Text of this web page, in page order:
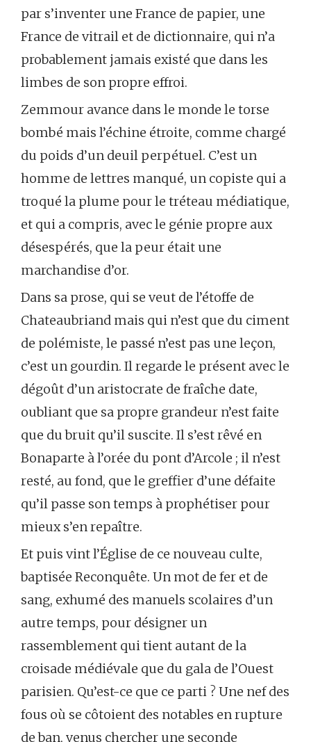
par s’inventer une France de papier, une
France de vitrail et de dictionnaire, qui n’a
probablement jamais existé que dans les
limbes de son propre effroi.
Zemmour avance dans le monde le torse
bombé mais l’échine étroite, comme chargé
du poids d’un deuil perpétuel. C’est un
homme de lettres manqué, un copiste qui a
troqué la plume pour le tréteau médiatique,
et qui a compris, avec le génie propre aux
désespérés, que la peur était une
marchandise d’or.
Dans sa prose, qui se veut de l’étoffe de
Chateaubriand mais qui n’est que du ciment
de polémiste, le passé n’est pas une leçon,
c’est un gourdin. Il regarde le présent avec le
dégoût d’un aristocrate de fraîche date,
oubliant que sa propre grandeur n’est faite
que du bruit qu’il suscite. Il s’est rêvé en
Bonaparte à l’orée du pont d’Arcole ; il n’est
resté, au fond, que le greffier d’une défaite
qu’il passe son temps à prophétiser pour
mieux s’en repaître.
Et puis vint l’Église de ce nouveau culte,
baptisée Reconquête. Un mot de fer et de
sang, exhumé des manuels scolaires d’un
autre temps, pour désigner un
rassemblement qui tient autant de la
croisade médiévale que du gala de l’Ouest
parisien. Qu’est-ce que ce parti ? Une nef des
fous où se côtoient des notables en rupture
de ban, venus chercher une seconde